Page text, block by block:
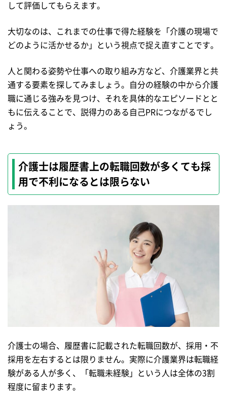
して評価してもらえます。
大切なのは、これまでの仕事で得た経験を「介護の現場で
どのように活かせるか」という視点で捉え直すことです。
人と関わる姿勢や仕事への取り組み方など、介護業界と共
通する要素を探してみましょう。自分の経験の中から介護
職に通じる強みを見つけ、それを具体的なエピソードとと
もに伝えることで、説得力のある自己PRにつながるでし
ょう。
介護士は履歴書上の転職回数が多くても採
用で不利になるとは限らない
介護士の場合、履歴書に記載された転職回数が、採用・不
採用を左右するとは限りません。実際に介護業界は転職経
験がある人が多く、「転職未経験」という人は全体の3割
程度に留まります。